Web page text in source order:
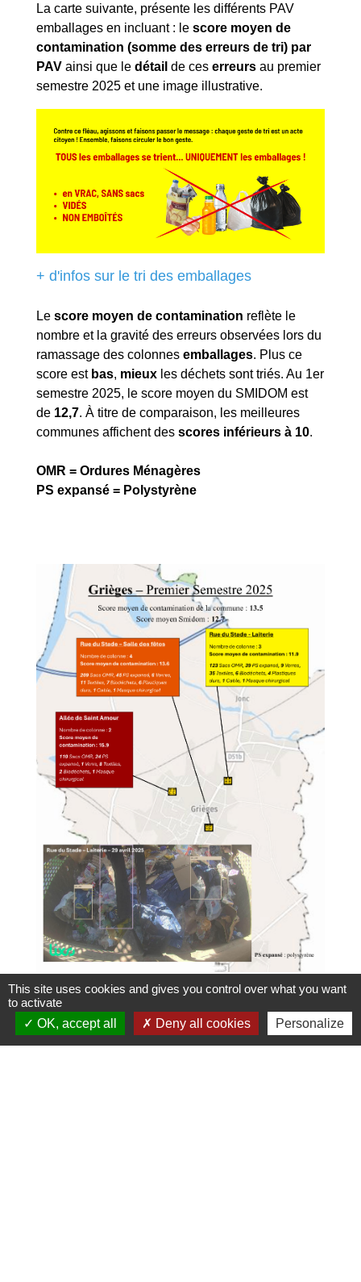
La carte suivante, présente les différents PAV
emballages en incluant : le score moyen de
contamination (somme des erreurs de tri) par
PAV ainsi que le détail de ces erreurs au premier
semestre 2025 et une image illustrative.
+ d'infos sur le tri des emballages
Le score moyen de contamination reflète le
nombre et la gravité des erreurs observées lors du
ramassage des colonnes emballages. Plus ce
score est bas, mieux les déchets sont triés. Au 1er
semestre 2025, le score moyen du SMIDOM est
de 12,7. À titre de comparaison, les meilleures
communes affichent des scores inférieurs à 10.
OMR = Ordures Ménagères
PS expansé = Polystyrène
This site uses cookies and gives you control over what you want
to activate
OK, accept all
Deny all cookies Personalize